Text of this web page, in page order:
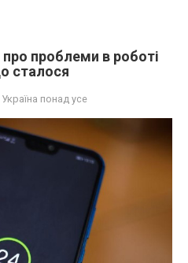
про проблеми в роботі
сталося
Україна понад усе